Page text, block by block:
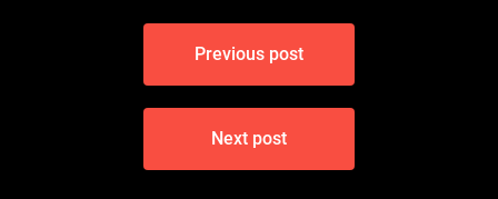
Navigace
příspěvek
Previous post
Next post